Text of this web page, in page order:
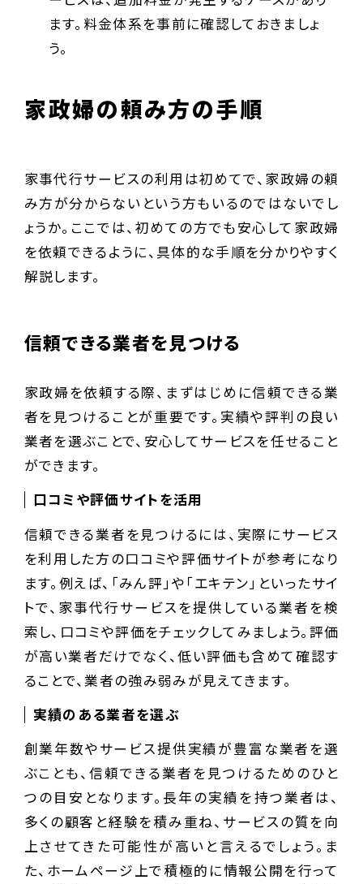
ます。料金体系を事前に確認しておきましょ
う。
家政婦の頼み方の手順
家事代行サービスの利用は初めてで、家政婦の頼
み方が分からないという方もいるのではないでし
ょうか。ここでは、初めての方でも安心して家政婦
を依頼できるように、具体的な手順を分かりやすく
解説します。
信頼できる業者を見つける
家政婦を依頼する際、まずはじめに信頼できる業
者を見つけることが重要です。実績や評判の良い
業者を選ぶことで、安心してサービスを任せること
ができます。
口コミや評価サイトを活用
信頼できる業者を見つけるには、実際にサービス
を利用した方の口コミや評価サイトが参考になり
ます。例えば、「みん評」や「エキテン」といったサイ
トで、家事代行サービスを提供している業者を検
索し、口コミや評価をチェックしてみましょう。評価
が高い業者だけでなく、低い評価も含めて確認す
ることで、業者の強み弱みが見えてきます。
実績のある業者を選ぶ
創業年数やサービス提供実績が豊富な業者を選
ぶことも、信頼できる業者を見つけるためのひと
つの目安となります。長年の実績を持つ業者は、
多くの顧客と経験を積み重ね、サービスの質を向
上させてきた可能性が高いと言えるでしょう。ま
た、ホームページ上で積極的に情報公開を行って